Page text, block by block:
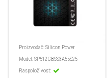
Proizvođač:Silicon Power
Model:SP512GBSS3A55S25
Raspoloživost: